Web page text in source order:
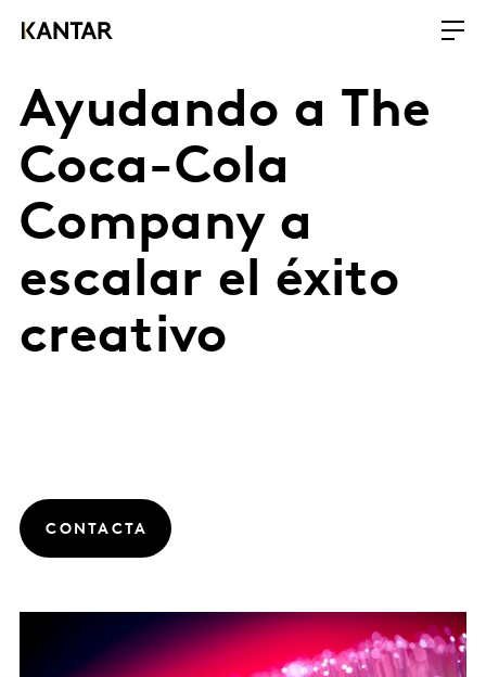
Ayudando a The
Coca-Cola
Company a
escalar el éxito
creativo
CONTACTA